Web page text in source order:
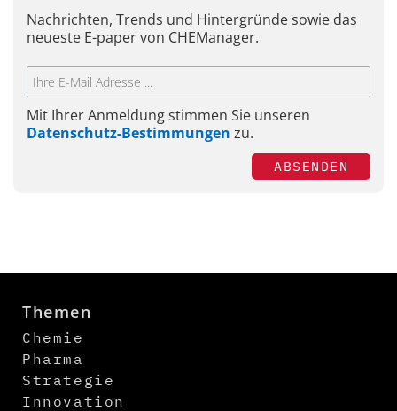
Nachrichten, Trends und Hintergründe sowie das
neueste E-paper von CHEManager.
Mit Ihrer Anmeldung stimmen Sie unseren
Datenschutz-Bestimmungen zu.
ABSENDEN
Themen
Chemie
Pharma
Strategie
Innovation